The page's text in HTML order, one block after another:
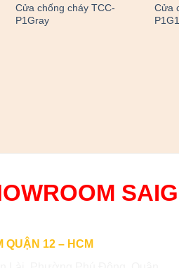
Cửa chống cháy TCC-
P1Gray
Cửa
QUẬN 12 – HCM